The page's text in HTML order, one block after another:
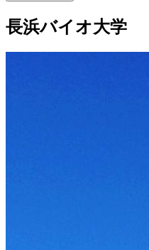
長浜バイオ大学